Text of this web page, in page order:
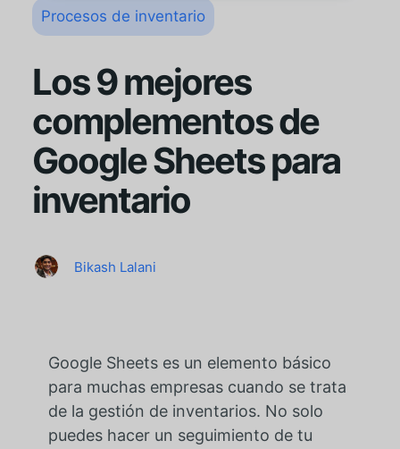
Procesos de inventario
Los 9 mejores
complementos de
Google Sheets para
inventario
Bikash Lalani
Google Sheets es un elemento básico
para muchas empresas cuando se trata
de la gestión de inventarios. No solo
puedes hacer un seguimiento de tu